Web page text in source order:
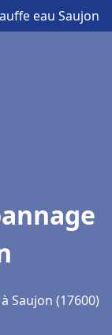
eau Saujon
Saujon (17600)